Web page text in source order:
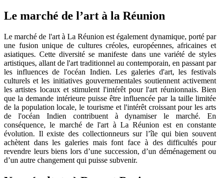
Le marché de l’art à la Réunion
Le marché de l'art à La Réunion est également dynamique, porté par
une fusion unique de cultures créoles, européennes, africaines et
asiatiques. Cette diversité se manifeste dans une variété de styles
artistiques, allant de l'art traditionnel au contemporain, en passant par
les influences de l'océan Indien. Les galeries d'art, les festivals
culturels et les initiatives gouvernementales soutiennent activement
les artistes locaux et stimulent l'intérêt pour l'art réunionnais. Bien
que la demande intérieure puisse être influencée par la taille limitée
de la population locale, le tourisme et l'intérêt croissant pour les arts
de l'océan Indien contribuent à dynamiser le marché. En
conséquence, le marché de l'art à La Réunion est en constante
évolution. Il existe des collectionneurs sur l’île qui bien souvent
achètent dans les galeries mais font face à des difficultés pour
revendre leurs biens lors d’une succession, d’un déménagement ou
d’un autre changement qui puisse subvenir.